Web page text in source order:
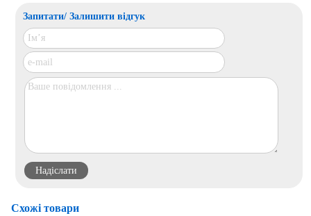
Запитати/ Залишити відгук
Схожі товари